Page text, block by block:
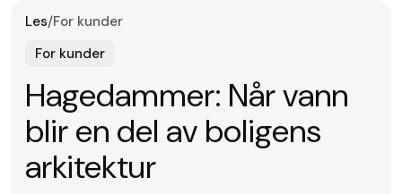
Les/For kunder
For kunder
Hagedammer: Når vann
blir en del av boligens
arkitektur